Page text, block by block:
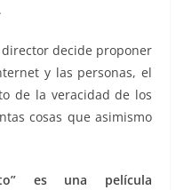
decide proponer
y las personas, el
de la veracidad de los
cosas que asimismo
es una película